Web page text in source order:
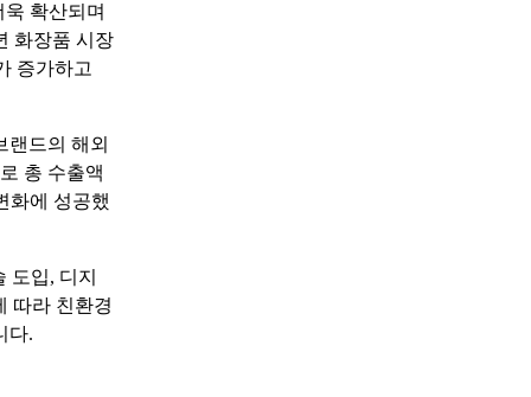
확산되며
화장품 시장
증가하고
랜드의 해외
총 수출액
화에 성공했
도입, 디지
따라 친환경
다.